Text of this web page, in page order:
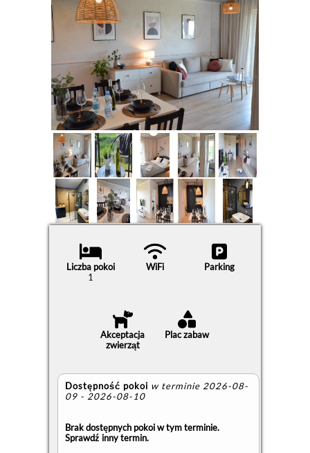
Liczba pokoi
1
WiFi Parking
Akceptacja
zwierząt
Plac zabaw
Dostępność pokoi w terminie 2026-08-
09 - 2026-08-10
Brak dostępnych pokoi w tym terminie.
Sprawdź inny termin.